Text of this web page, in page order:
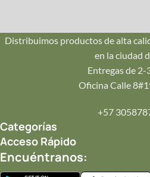
💌
Tu
Incluye una tarjeta
Distribuimos productos de alta
en la ciudad
Entregas de 2-
Oficina Calle
+57
Categorías
Acceso Rápido
Encuéntranos: